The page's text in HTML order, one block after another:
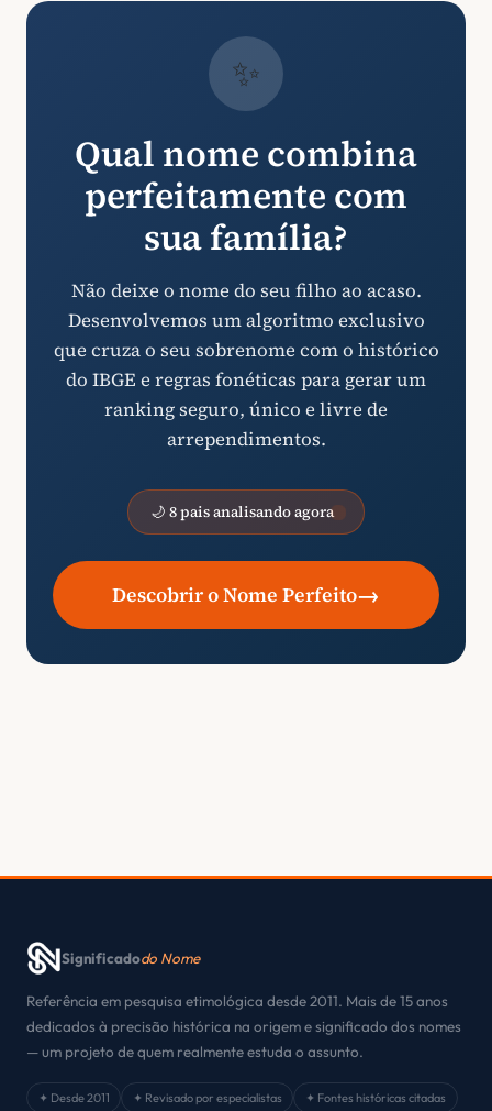
✨
Qual nome combina
perfeitamente com
sua família?
Não deixe o nome do seu filho ao acaso.
Desenvolvemos um algoritmo exclusivo
que cruza o seu sobrenome com o histórico
do IBGE e regras fonéticas para gerar um
ranking seguro, único e livre de
arrependimentos.
🌙 8 pais analisando agora
Descobrir o Nome Perfeito→
Significadodo Nome
Referência em pesquisa etimológica desde 2011. Mais de 15 anos
dedicados à precisão histórica na origem e significado dos nomes
— um projeto de quem realmente estuda o assunto.
✦ Desde 2011 ✦ Revisado por especialistas
✦ Fontes históricas citadas